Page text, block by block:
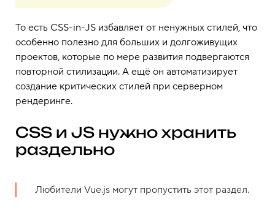
То есть CSS-in-JS избавляет от ненужных стилей, что
особенно полезно для больших и долгоживущих
проектов, которые по мере развития подвергаются
повторной стилизации. А ещё он автоматизирует
создание критических стилей при серверном
рендеринге.
CSS и JS нужно хранить
раздельно
Любители Vue.js могут пропустить этот раздел.